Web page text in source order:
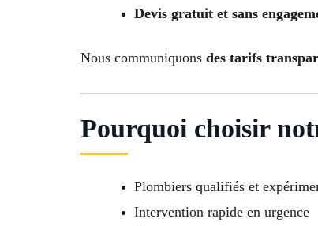
Devis gratuit et sans
Nous communiquons des tarifs
Pourquoi choisir
Plombiers qualifiés et
Intervention rapide en urgence